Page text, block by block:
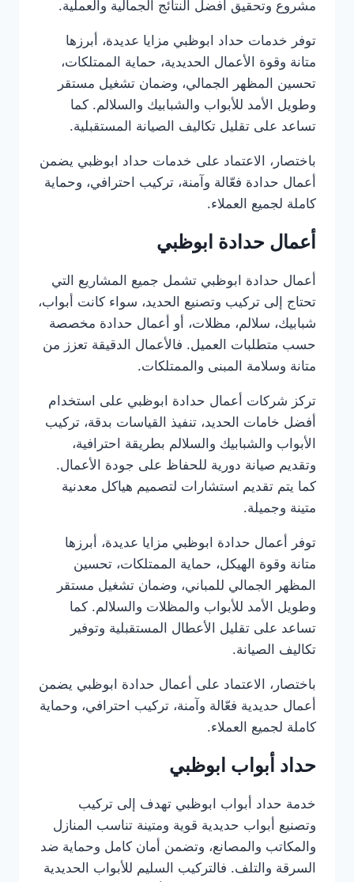
مشروع وتحقيق أفضل النتائج الجمالية والعملية.
توفر خدمات حداد ابوظبي مزايا عديدة، أبرزها
متانة وقوة الأعمال الحديدية، حماية الممتلكات،
تحسين المظهر الجمالي، وضمان تشغيل مستقر
وطويل الأمد للأبواب والشبابيك والسلالم. كما
تساعد على تقليل تكاليف الصيانة المستقبلية.
باختصار، الاعتماد على خدمات حداد ابوظبي يضمن
أعمال حدادة فعّالة وآمنة، تركيب احترافي، وحماية
كاملة لجميع العملاء.
أعمال حدادة ابوظبي
أعمال حدادة ابوظبي تشمل جميع المشاريع التي
تحتاج إلى تركيب وتصنيع الحديد، سواء كانت أبواب،
شبابيك، سلالم، مظلات، أو أعمال حدادة مخصصة
حسب متطلبات العميل. فالأعمال الدقيقة تعزز من
متانة وسلامة المبنى والممتلكات.
تركز شركات أعمال حدادة ابوظبي على استخدام
أفضل خامات الحديد، تنفيذ القياسات بدقة، تركيب
الأبواب والشبابيك والسلالم بطريقة احترافية،
وتقديم صيانة دورية للحفاظ على جودة الأعمال.
كما يتم تقديم استشارات لتصميم هياكل معدنية
متينة وجميلة.
توفر أعمال حدادة ابوظبي مزايا عديدة، أبرزها
متانة وقوة الهيكل، حماية الممتلكات، تحسين
المظهر الجمالي للمباني، وضمان تشغيل مستقر
وطويل الأمد للأبواب والمظلات والسلالم. كما
تساعد على تقليل الأعطال المستقبلية وتوفير
تكاليف الصيانة.
باختصار، الاعتماد على أعمال حدادة ابوظبي يضمن
أعمال حديدية فعّالة وآمنة، تركيب احترافي، وحماية
كاملة لجميع العملاء.
حداد أبواب ابوظبي
خدمة حداد أبواب ابوظبي تهدف إلى تركيب
وتصنيع أبواب حديدية قوية ومتينة تناسب المنازل
والمكاتب والمصانع، وتضمن أمان كامل وحماية ضد
السرقة والتلف. فالتركيب السليم للأبواب الحديدية